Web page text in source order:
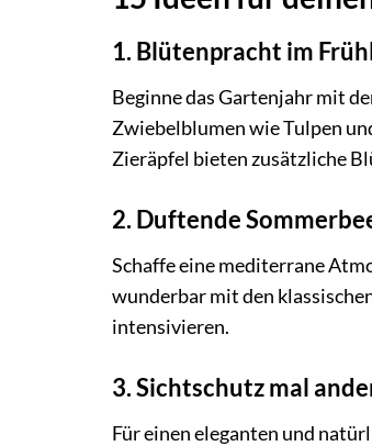
1. Blütenpracht im
Beginne das Gartenjahr mit
Zwiebelblumen wie Tulpen
Zieräpfel bieten zusätzliche
2. Duftende
Schaffe eine mediterrane
wunderbar mit den
intensivieren.
3. Sichtschutz mal
Für einen eleganten und